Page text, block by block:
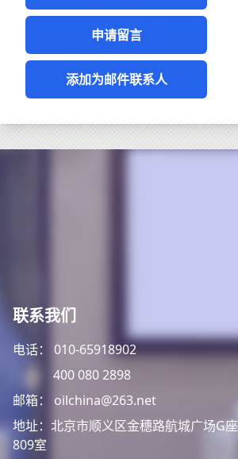
申请留言
添加为邮件联系人
联系我们
电话： 010-65918902
400 080 2898
邮箱： oilchina@263.net
地址：北京市顺义区金穗路航城广场G座
809室